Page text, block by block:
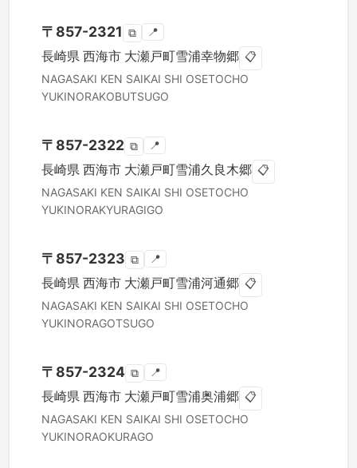
〒 857-2321 ⧉ 📍
長崎県 西海市 大瀬戸町雪浦幸物郷 📋
NAGASAKI KEN SAIKAI SHI OSETOCHO
YUKINORAKOBUTSUGO
〒 857-2322 ⧉ 📍
長崎県 西海市 大瀬戸町雪浦久良木郷 📋
NAGASAKI KEN SAIKAI SHI OSETOCHO
YUKINORAKYURAGIGO
〒 857-2323 ⧉ 📍
長崎県 西海市 大瀬戸町雪浦河通郷 📋
NAGASAKI KEN SAIKAI SHI OSETOCHO
YUKINORAGOTSUGO
〒 857-2324 ⧉ 📍
長崎県 西海市 大瀬戸町雪浦奥浦郷 📋
NAGASAKI KEN SAIKAI SHI OSETOCHO
YUKINORAOKURAGO